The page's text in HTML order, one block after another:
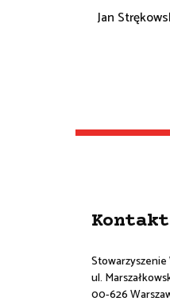
Jan
Kontakt
ul.
00-626